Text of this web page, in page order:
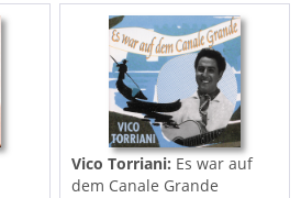
Vico Torriani: Es war auf
dem Canale Grande